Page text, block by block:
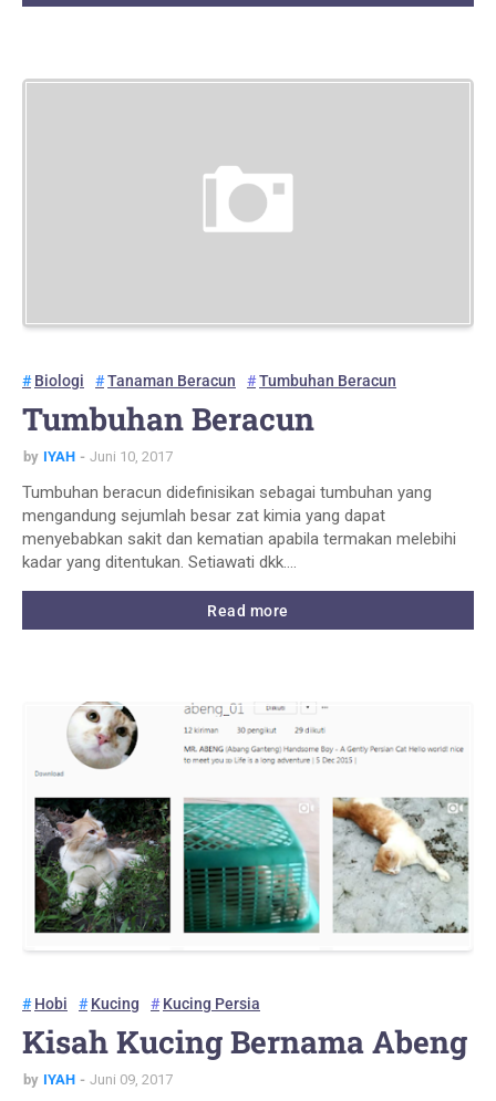
Biologi Tanaman Beracun Tumbuhan Beracun
Tumbuhan Beracun
by IYAH Juni 10, 2017
Tumbuhan beracun didefinisikan sebagai tumbuhan yang
mengandung sejumlah besar zat kimia yang dapat
menyebabkan sakit dan kematian apabila termakan melebihi
kadar yang ditentukan. Setiawati dkk.…
Read more
Hobi Kucing Kucing Persia
Kisah Kucing Bernama Abeng
by IYAH Juni 09, 2017